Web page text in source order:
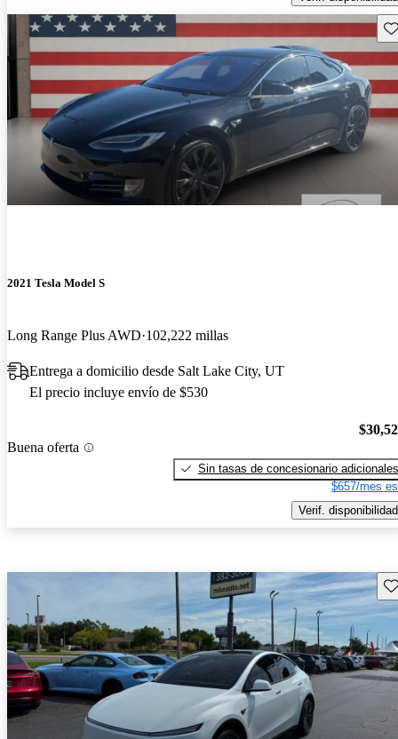
2021 Tesla Model S
Long Range Plus AWD 102,222 millas
Entrega a domicilio desde Salt Lake City, UT
El precio incluye envío de $530
Buena oferta
Sin tasas de concesionario adicionales
$657/mes
Verif. disponibilidad